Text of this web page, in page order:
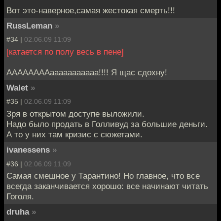
Вот это-наверное,самая жестокая смерть!!!
RussLeman »
#34 | 02.06.09 11:09
[катается по полу весь в пене]
ААААААААааааааааааа!!!! Я щас сдохну!
Walet »
#35 | 02.06.09 11:09
Зря в открытом доступе выложили.
Надо было продать в Голливуд за большие деньги.
А то у них там кризис с сюжетами.
ivanessens »
#36 | 02.06.09 11:09
Самая смешное у Тарантино! Но главное, что все
всегда заканчивается хорошо: все начинают читать
Гоголя.
druha »